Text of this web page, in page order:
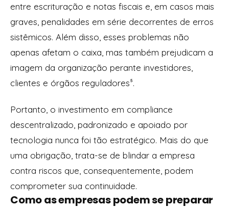
entre escrituração e notas fiscais e, em casos mais
graves, penalidades em série decorrentes de erros
sistêmicos. Além disso, esses problemas não
apenas afetam o caixa, mas também prejudicam a
imagem da organização perante investidores,
clientes e órgãos reguladores⁵.
Portanto, o investimento em compliance
descentralizado, padronizado e apoiado por
tecnologia nunca foi tão estratégico. Mais do que
uma obrigação, trata-se de blindar a empresa
contra riscos que, consequentemente, podem
comprometer sua continuidade.
Como as empresas podem se preparar